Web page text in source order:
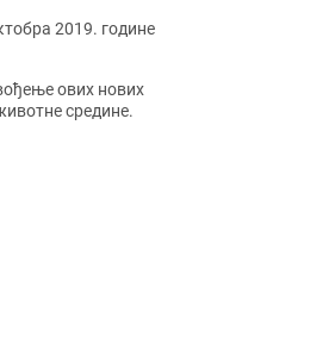
2019. године
ових нових
средине.